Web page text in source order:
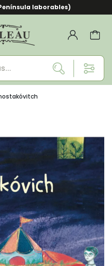
laborables)